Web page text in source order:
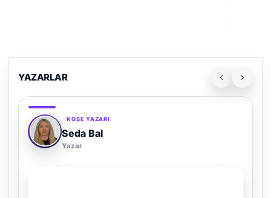
YAZARLAR
KÖŞE YAZARI
Seda Bal
Yazar